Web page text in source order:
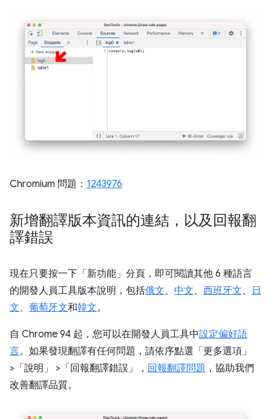
Chromium 問題： 1243976
新增翻譯版本資訊的連結，以及回報翻
譯錯誤
現在只要按一下「新功能」分頁，即可閱讀其他 6 種語言
的開發人員工具版本說明，包括俄文、 中文、 西班牙文、
日
文、 葡萄牙文和韓文。
自 Chrome 94 起，您可以在開發人員工具中設定偏好語
言。如果發現翻譯有任何問題，請依序點選「更多選項」
>「說明」
>「回報翻譯錯誤」 ， 回報翻譯問題 ，協助我們
改善翻譯品質。